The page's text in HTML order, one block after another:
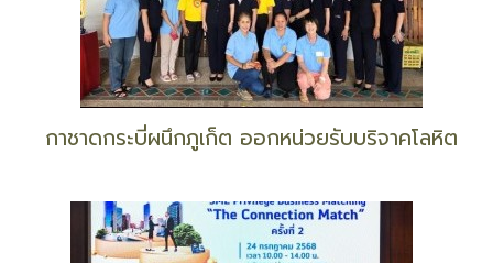
กาชาดกระบี่ผนึกภูเก็ต ออกหน่วยรับบริจาคโลหิต